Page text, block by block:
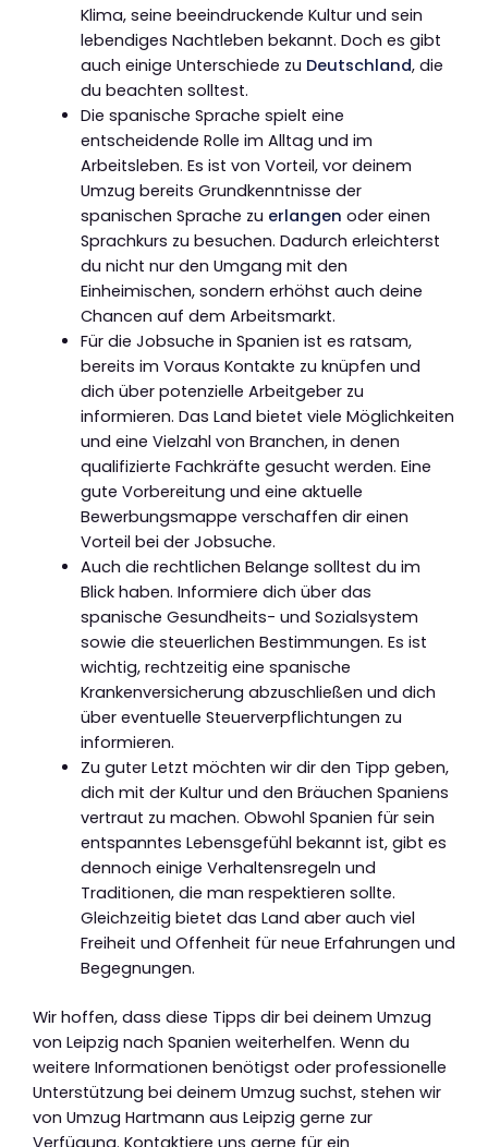
Klima, seine beeindruckende Kultur und sein
lebendiges Nachtleben bekannt. Doch es gibt
auch einige Unterschiede zu Deutschland, die
du beachten solltest.
Die spanische Sprache spielt eine
entscheidende Rolle im Alltag und im
Arbeitsleben. Es ist von Vorteil, vor deinem
Umzug bereits Grundkenntnisse der
spanischen Sprache zu erlangen oder einen
Sprachkurs zu besuchen. Dadurch erleichterst
du nicht nur den Umgang mit den
Einheimischen, sondern erhöhst auch deine
Chancen auf dem Arbeitsmarkt.
Für die Jobsuche in Spanien ist es ratsam,
bereits im Voraus Kontakte zu knüpfen und
dich über potenzielle Arbeitgeber zu
informieren. Das Land bietet viele Möglichkeiten
und eine Vielzahl von Branchen, in denen
qualifizierte Fachkräfte gesucht werden. Eine
gute Vorbereitung und eine aktuelle
Bewerbungsmappe verschaffen dir einen
Vorteil bei der Jobsuche.
Auch die rechtlichen Belange solltest du im
Blick haben. Informiere dich über das
spanische Gesundheits- und Sozialsystem
sowie die steuerlichen Bestimmungen. Es ist
wichtig, rechtzeitig eine spanische
Krankenversicherung abzuschließen und dich
über eventuelle Steuerverpflichtungen zu
informieren.
Zu guter Letzt möchten wir dir den Tipp geben,
dich mit der Kultur und den Bräuchen Spaniens
vertraut zu machen. Obwohl Spanien für sein
entspanntes Lebensgefühl bekannt ist, gibt es
dennoch einige Verhaltensregeln und
Traditionen, die man respektieren sollte.
Gleichzeitig bietet das Land aber auch viel
Freiheit und Offenheit für neue Erfahrungen und
Begegnungen.
Wir hoffen, dass diese Tipps dir bei deinem Umzug
von Leipzig nach Spanien weiterhelfen. Wenn du
weitere Informationen benötigst oder professionelle
Unterstützung bei deinem Umzug suchst, stehen wir
von Umzug Hartmann aus Leipzig gerne zur
Verfügung. Kontaktiere uns gerne für ein